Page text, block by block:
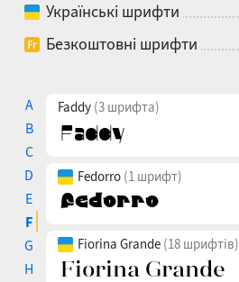
Українські шрифти
Безкоштовні шрифти
A
B
C
D
E
F
G
H
Faddy (3 шрифта)
Fedorro (1 шрифт)
Fiorina Grande (18 шрифтів)